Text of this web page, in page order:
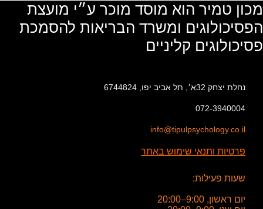
מכון טמיר הוא מוסד מוכר ע״י מועצת
הפסיכולוגים ומשרד הבריאות להסמכת
פסיכולוגים קליניים
נחלת יצחק 32א׳, תל אביב יפו, 6744824
072-3940004
info@tipulpsychology.co.il
פרטיות ותנאי שימוש באתר
שעות פעילות:
יום ראשון, 9:00–20:00